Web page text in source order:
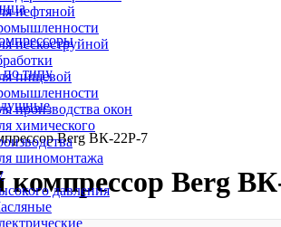
нефтяной
пескоструйной
пищевой
производства окон
химического
шиномонтажа
давления
типу
Berg ВК-22Р-7
компрессор Berg